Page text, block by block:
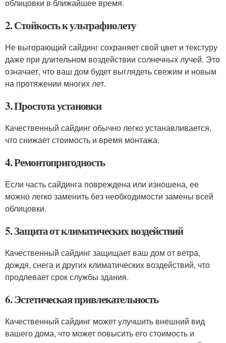
облицовки в ближайшее время.
2. Стойкость к ультрафиолету
Не выгорающий сайдинг сохраняет свой цвет и текстуру
даже при длительном воздействии солнечных лучей. Это
означает, что ваш дом будет выглядеть свежим и новым
на протяжении многих лет.
3. Простота установки
Качественный сайдинг обычно легко устанавливается,
что снижает стоимость и время монтажа.
4. Ремонтопригодность
Если часть сайдинга повреждена или изношена, ее
можно легко заменить без необходимости замены всей
облицовки.
5. Защита от климатических воздействий
Качественный сайдинг защищает ваш дом от ветра,
дождя, снега и других климатических воздействий, что
продлевает срок службы здания.
6. Эстетическая привлекательность
Качественный сайдинг может улучшить внешний вид
вашего дома, что может повысить его стоимость и